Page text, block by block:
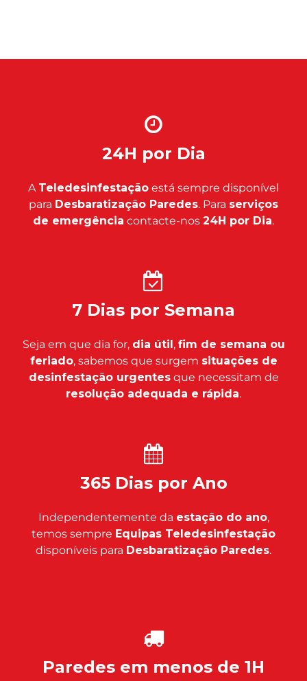
24H por Dia
A Teledesinfestação está sempre disponível
para Desbaratização Paredes. Para serviços
de emergência contacte-nos 24H por Dia.
7 Dias por Semana
Seja em que dia for, dia útil, fim de semana ou
feriado, sabemos que surgem situações de
desinfestação urgentesque necessitam de
resolução adequada e rápida.
365 Dias por Ano
Independentemente da estação do ano,
temos sempre Equipas Teledesinfestação
disponíveis para Desbaratização Paredes.
Paredes em menos de 1H